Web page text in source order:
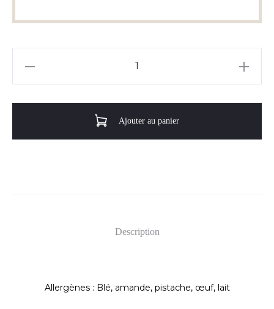
Ajouter au panier
Description
Allergènes : Blé, amande, pistache, œuf, lait